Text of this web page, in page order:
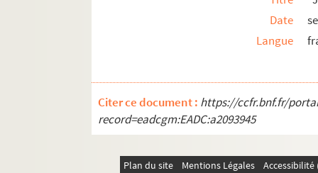
M-DOC-2-2-80. Journal du Soir (24
M-DOC-2-2-81. Journal du Soir (19
M-DOC-2-2-82. non identifié
M-DOC-3. Empire et Restauration
M-DOC-4. Fêtes de Lille (1564-1840)
M-DOC-6. Fêtes de Lille (1870-1881)
Date
Langue
Citer ce document : https://ccfr.bnf.fr/
record=eadcgm:EADC:a2093945
Plan du site Mentions Légales